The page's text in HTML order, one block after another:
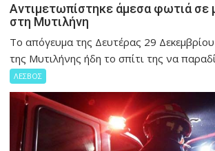
Αντιμετωπίστηκε άμεσα φωτιά σε
στη Μυτιλήνη
Το απόγευμα της Δευτέρας 29 Δεκεμβρίου
της Μυτιλήνης ήδη το σπίτι της να
ΛΕΣΒΟΣ